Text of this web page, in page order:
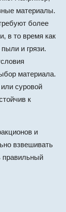
материалы.
более
в то время как
и грязи.
материала.
суровой
к
и
взвешивать
правильный